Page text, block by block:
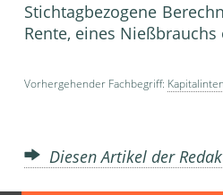
Stichtagbezogene
Rente, eines
Vorhergehender Fachbegriff:
Diesen Artikel der